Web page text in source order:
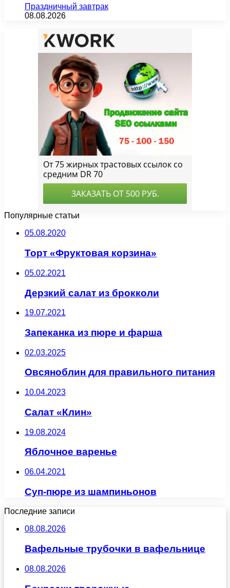
Праздничный завтрак
08.08.2026
Популярные статьи
05.08.2020
Торт «Фруктовая корзина»
05.02.2021
Дерзкий салат из брокколи
19.07.2021
Запеканка из пюре и фарша
02.03.2025
Овсяноблин для правильного питания
10.04.2023
Салат «Клин»
19.08.2024
Яблочное варенье
06.04.2021
Суп-пюре из шампиньонов
Последние записи
08.08.2026
Вафельные трубочки в вафельнице
08.08.2026